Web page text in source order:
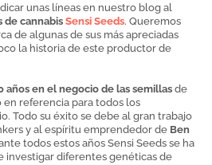
unas líneas en nuestro blog al
de cannabis Sensi Seeds. Queremos
de algunas de sus más apreciadas
la historia de este productor de
años en el negocio de las semillas de
en referencia para todos los
Todo su éxito se debe al gran trabajo
y al espíritu emprendedor de Ben
todos estos años Sensi Seeds se ha
investigar diferentes genéticas de